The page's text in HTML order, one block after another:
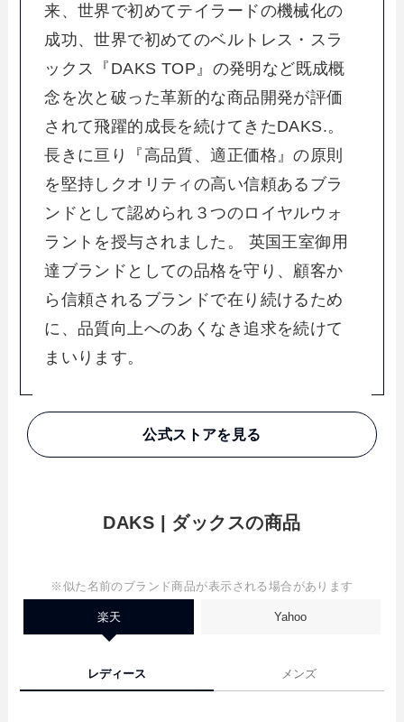
来、世界で初めてテイラードの機械化の
成功、世界で初めてのベルトレス・スラ
ックス『DAKS TOP』の発明など既成概
念を次と破った革新的な商品開発が評価
されて飛躍的成長を続けてきたDAKS.。
長きに亘り『高品質、適正価格』の原則
を堅持しクオリティの高い信頼あるブラ
ンドとして認められ３つのロイヤルウォ
ラントを授与されました。 英国王室御用
達ブランドとしての品格を守り、顧客か
ら信頼されるブランドで在り続けるため
に、品質向上へのあくなき追求を続けて
まいります。
公式ストアを見る
DAKS | ダックスの商品
※似た名前のブランド商品が表示される場合があります
楽天 Yahoo
レディース メンズ